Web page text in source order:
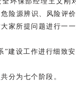
险源辨识、风险评
家所提问题进行一一
”建设工作进行细致
分为七个阶段。